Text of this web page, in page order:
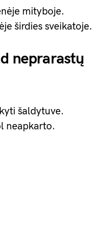
mityboje.
širdies sveikatoje.
neprarastų
šaldytuve.
neapkarto.